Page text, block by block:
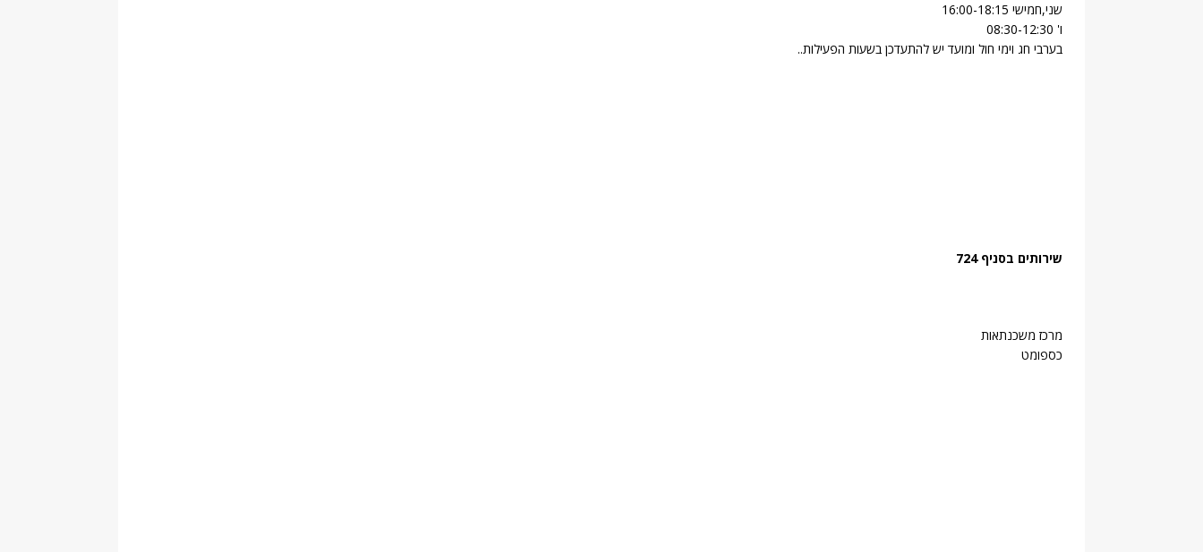
שני,חמישי 16:00-18:15
ו' 08:30-12:30
בערבי חג וימי חול ומועד יש להתעדכן בשעות הפעילות..
שירותים בסניף 724
מרכז משכנתאות
כספומט